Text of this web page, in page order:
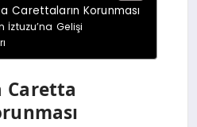
Carettaların Korunması
İztuzu’na Gelişi
Caretta